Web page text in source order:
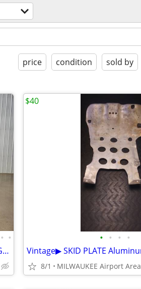
price condition sold by
• •
2026 Denago Nomad XL Plus T Lithium Ion Golf Cart, Scarlet
• • • •
8/1 MILWAUKEE Airport Area
$40